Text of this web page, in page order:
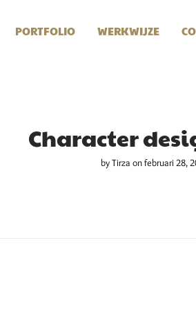
PORTFOLIO WERKWIJZE
Character
byTirza on februari 28,